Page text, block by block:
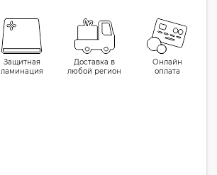
Защитная
ламинация
Доставка в
любой регион
Онлайн
оплата